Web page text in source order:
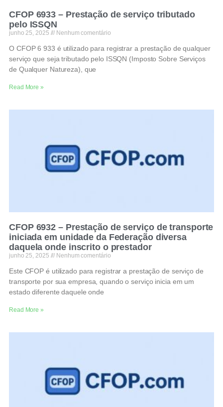
CFOP 6933 – Prestação de serviço tributado
pelo ISSQN
junho 25, 2025 Nenhum comentário
O CFOP 6 933 é utilizado para registrar a prestação de qualquer
serviço que seja tributado pelo ISSQN (Imposto Sobre Serviços
de Qualquer Natureza), que
Read More »
CFOP 6932 – Prestação de serviço de transporte
iniciada em unidade da Federação diversa
daquela onde inscrito o prestador
junho 25, 2025 Nenhum comentário
Este CFOP é utilizado para registrar a prestação de serviço de
transporte por sua empresa, quando o serviço inicia em um
estado diferente daquele onde
Read More »